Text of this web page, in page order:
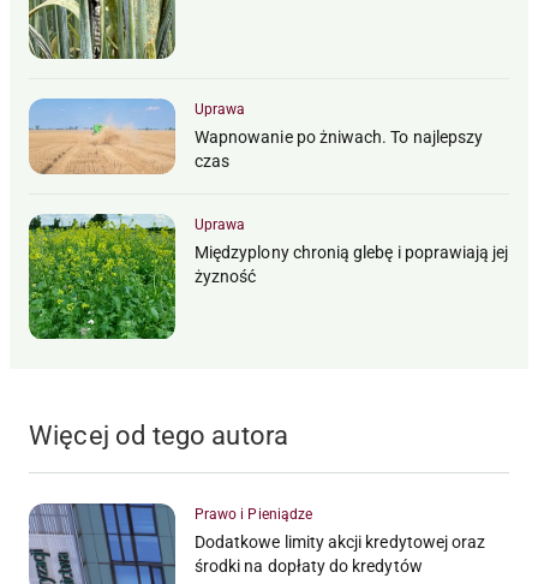
Uprawa
Wapnowanie po żniwach. To najlepszy
czas
Uprawa
Międzyplony chronią glebę i poprawiają jej
żyzność
Więcej od tego autora
Prawo i Pieniądze
Dodatkowe limity akcji kredytowej oraz
środki na dopłaty do kredytów